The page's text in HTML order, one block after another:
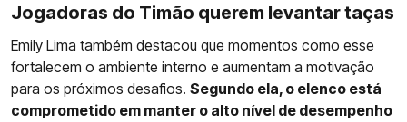
Jogadoras do Timão querem levantar taças
Emily Lima também destacou que momentos como esse
fortalecem o ambiente interno e aumentam a motivação
para os próximos desafios. Segundo ela, o elenco está
comprometido em manter o alto nível de desempenho